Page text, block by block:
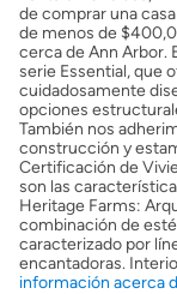
de comprar una
de menos de
cerca de Ann Arbor.
serie Essential, que
cuidadosamente
opciones
También nos
construcción y
Certificación de
son las
Heritage Farms:
combinación de
caracterizado por
encantadoras.
información acerca